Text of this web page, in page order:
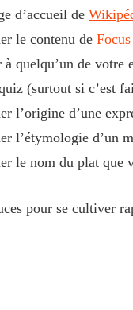
d’accueil de
le contenu de
à quelqu’un de votre
(surtout si c’est
l’origine d’une
l’étymologie d’un
le nom du plat que
pour se cultiver